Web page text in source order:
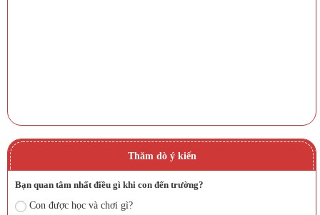
Thăm dò ý kiến
Bạn quan tâm nhất điều gì khi con đến trường?
Con được học và chơi gì?